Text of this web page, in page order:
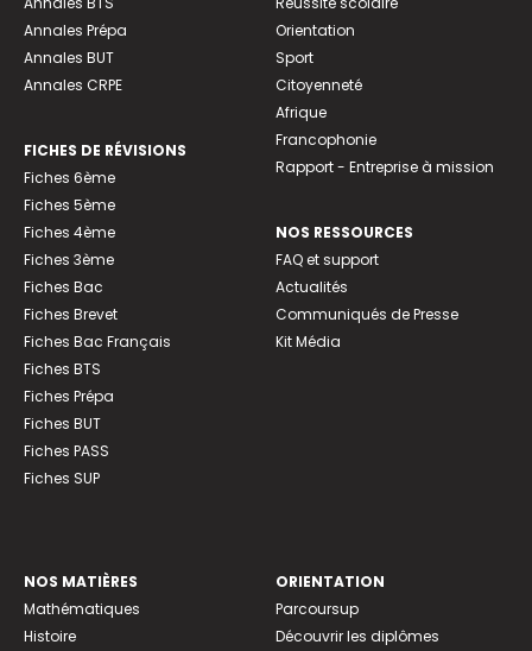
Annales Prépa
Annales BUT
Annales CRPE
FICHES DE RÉVISIONS
Fiches 6ème
Fiches 5ème
Fiches 4ème
Fiches 3ème
Fiches Bac
Fiches Brevet
Fiches Bac Français
Fiches BTS
Fiches Prépa
Fiches BUT
Fiches PASS
Fiches SUP
Orientation
Sport
Citoyenneté
Afrique
Francophonie
Rapport - Entreprise à mission
NOS RESSOURCES
FAQ et support
Actualités
Communiqués de Presse
Kit Média
NOS MATIÈRES
Mathématiques
Histoire
ORIENTATION
Parcoursup
Découvrir les diplômes